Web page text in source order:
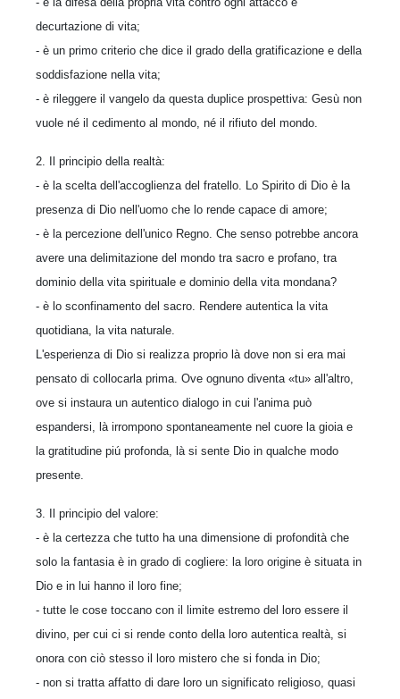
decurtazione di vita;
- è un primo criterio che dice il grado della gratificazione e della
soddisfazione nella vita;
- è rileggere il vangelo da questa duplice prospettiva: Gesù non
vuole né il cedimento al mondo, né il rifiuto del mondo.
2. Il principio della realtà:
- è la scelta dell'accoglienza del fratello. Lo Spirito di Dio è la
presenza di Dio nell'uomo che lo rende capace di amore;
- è la percezione dell'unico Regno. Che senso potrebbe ancora
avere una delimitazione del mondo tra sacro e profano, tra
dominio della vita spirituale e dominio della vita mondana?
- è lo sconfinamento del sacro. Rendere autentica la vita
quotidiana, la vita naturale.
L'esperienza di Dio si realizza proprio là dove non si era mai
pensato di collocarla prima. Ove ognuno diventa «tu» all'altro,
ove si instaura un autentico dialogo in cui l'anima può
espandersi, là irrompono spontaneamente nel cuore la gioia e
la gratitudine piú profonda, là si sente Dio in qualche modo
presente.
3. Il principio del valore:
- è la certezza che tutto ha una dimensione di profondità che
solo la fantasia è in grado di cogliere: la loro origine è situata in
Dio e in lui hanno il loro fine;
- tutte le cose toccano con il limite estremo del loro essere il
divino, per cui ci si rende conto della loro autentica realtà, si
onora con ciò stesso il loro mistero che si fonda in Dio;
- non si tratta affatto di dare loro un significato religioso, quasi